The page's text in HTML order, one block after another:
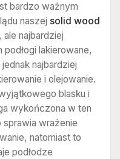
bardzo ważnym
naszej solid wood
najbardziej
lakierowane,
najbardziej
i olejowanie.
blasku i
wykończona w ten
sprawia wrażenie
natomiast to
podłodze